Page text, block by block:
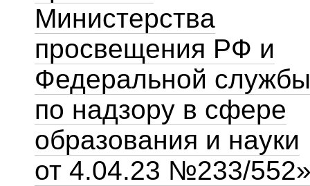
Министерства
просвещения РФ и
Федеральной службы
по надзору в сфере
образования и науки
от 4.04.23 №233/